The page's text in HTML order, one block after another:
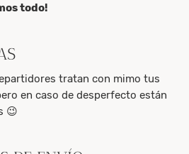
todo!
tratan con mimo tus
en caso de desperfecto están
😉